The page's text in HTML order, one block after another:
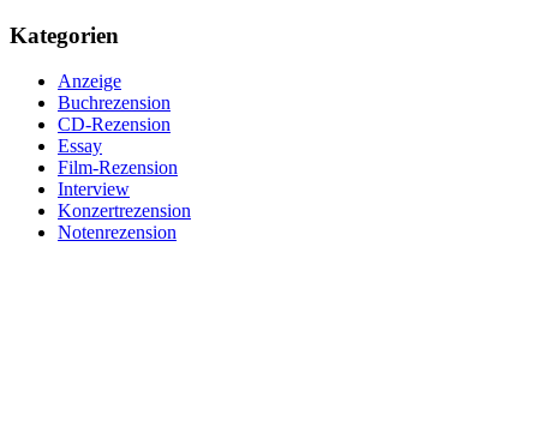
Kategorien
Anzeige
Buchrezension
CD-Rezension
Essay
Film-Rezension
Interview
Konzertrezension
Notenrezension